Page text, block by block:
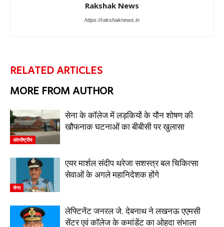
Rakshak News
https://rakshaknews.in
RELATED ARTICLES
MORE FROM AUTHOR
अंतर्राष्ट्रीय
सेना के कॉलेज में लड़कियों के यौन शोषण की
खौफनाक घटनाओं का बीबीसी पर खुलासा
सेना
एयर मार्शल संदीप थरेजा सशस्त्र बल चिकित्सा
सेवाओं के अगले महानिदेशक होंगे
लेफ्टिनेंट जनरल जे. देबनाथ ने लखनऊ एएमसी
सेंटर एवं कॉलेज के कमांडेंट का ओहदा संभाला